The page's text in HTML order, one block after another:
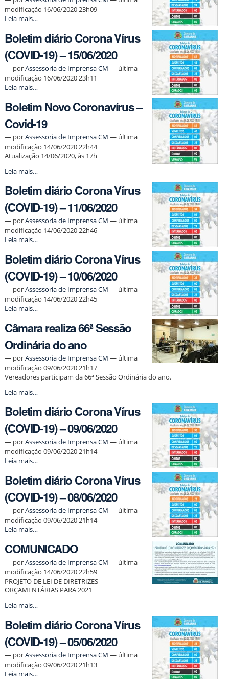
modificação 16/06/2020 23h09
Boletim
Corona
Vírus
(COVID-
19)
–
16/06/2020
-
Leia mais…
Boletim diário Corona Vírus
(COVID-19) – 15/06/2020
— porAssessoria de Imprensa CM — última
modificação 16/06/2020 23h11
Boletim
Corona
Vírus
(COVID-
19)
–
15/06/2020
-
Leia mais…
Boletim Novo Coronavírus –
Covid-19
— porAssessoria de Imprensa CM — última
modificação 14/06/2020 22h44
Atualização 14/06/2020, às 17h
Boletim
Coronavírus
–
Covid-
19
-
Leia mais…
Boletim diário Corona Vírus
(COVID-19) – 11/06/2020
— porAssessoria de Imprensa CM — última
modificação 14/06/2020 22h46
Boletim
Corona
Vírus
(COVID-
19)
–
11/06/2020
-
Leia mais…
Boletim diário Corona Vírus
(COVID-19) – 10/06/2020
— porAssessoria de Imprensa CM — última
modificação 14/06/2020 22h45
Boletim
Corona
Vírus
(COVID-
19)
–
10/06/2020
-
Leia mais…
Câmara realiza 66ª Sessão
Ordinária do ano
— porAssessoria de Imprensa CM — última
modificação 09/06/2020 21h17
Vereadores participam da 66ª Sessão Ordinária do ano.
Câmara
66ª
Sessão
Ordinária
do
ano
-
Leia mais…
Boletim diário Corona Vírus
(COVID-19) – 09/06/2020
— porAssessoria de Imprensa CM — última
modificação 09/06/2020 21h14
Boletim
Corona
Vírus
(COVID-
19)
–
09/06/2020
-
Leia mais…
Boletim diário Corona Vírus
(COVID-19) – 08/06/2020
— porAssessoria de Imprensa CM — última
modificação 09/06/2020 21h14
Boletim
Corona
Vírus
(COVID-
19)
–
08/06/2020
Leia mais…
COMUNICADO
— porAssessoria de Imprensa CM — última
modificação 14/06/2020 22h59
PROJETO DE LEI DE DIRETRIZES
ORÇAMENTÁRIAS PARA 2021
COMUNICADO
Leia mais…
Boletim diário Corona Vírus
(COVID-19) – 05/06/2020
— porAssessoria de Imprensa CM — última
modificação 09/06/2020 21h13
Boletim
Leia mais…